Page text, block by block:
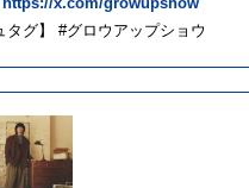
タグ】 #グロウアップショウ